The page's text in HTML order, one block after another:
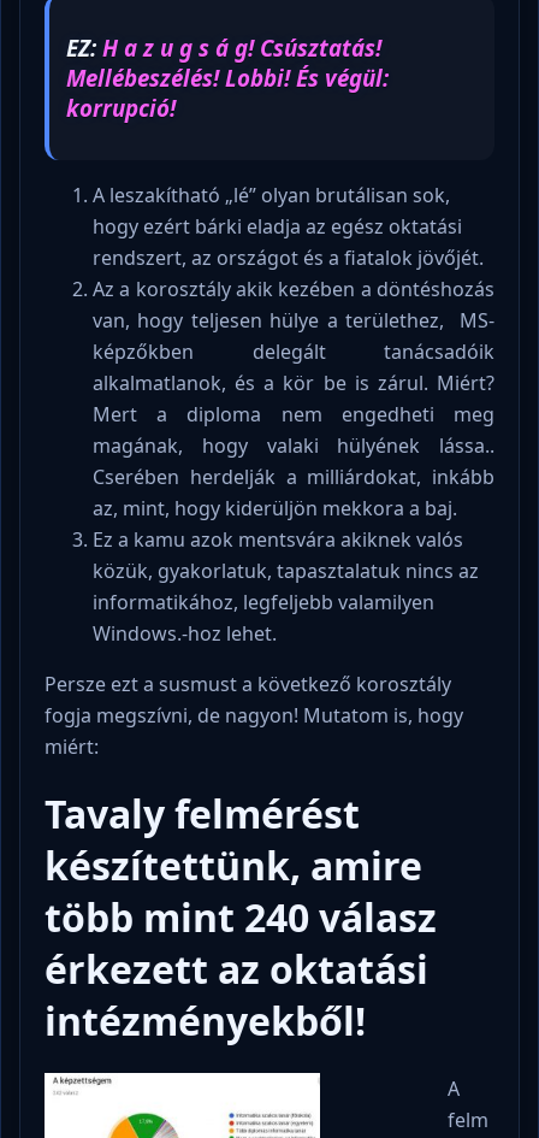
EZ: H a z u g s á g! Csúsztatás!
Mellébeszélés! Lobbi! És végül:
korrupció!
A leszakítható „lé” olyan brutálisan sok,
hogy ezért bárki eladja az egész oktatási
rendszert, az országot és a fiatalok jövőjét.
Az a korosztály akik kezében a döntéshozás
van, hogy teljesen hülye a területhez, MS-
képzőkben delegált tanácsadóik
alkalmatlanok, és a kör be is zárul. Miért?
Mert a diploma nem engedheti meg
magának, hogy valaki hülyének lássa..
Cserében herdelják a milliárdokat, inkább
az, mint, hogy kiderüljön mekkora a baj.
Ez a kamu azok mentsvára akiknek valós
közük, gyakorlatuk, tapasztalatuk nincs az
informatikához, legfeljebb valamilyen
Windows.-hoz lehet.
Persze ezt a susmust a következő korosztály
fogja megszívni, de nagyon! Mutatom is, hogy
miért:
Tavaly felmérést
készítettünk, amire
több mint 240 válasz
érkezett az oktatási
intézményekből!
A
felm